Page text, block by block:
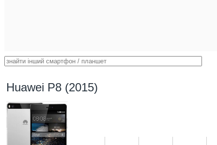
Huawei P8 (2015)